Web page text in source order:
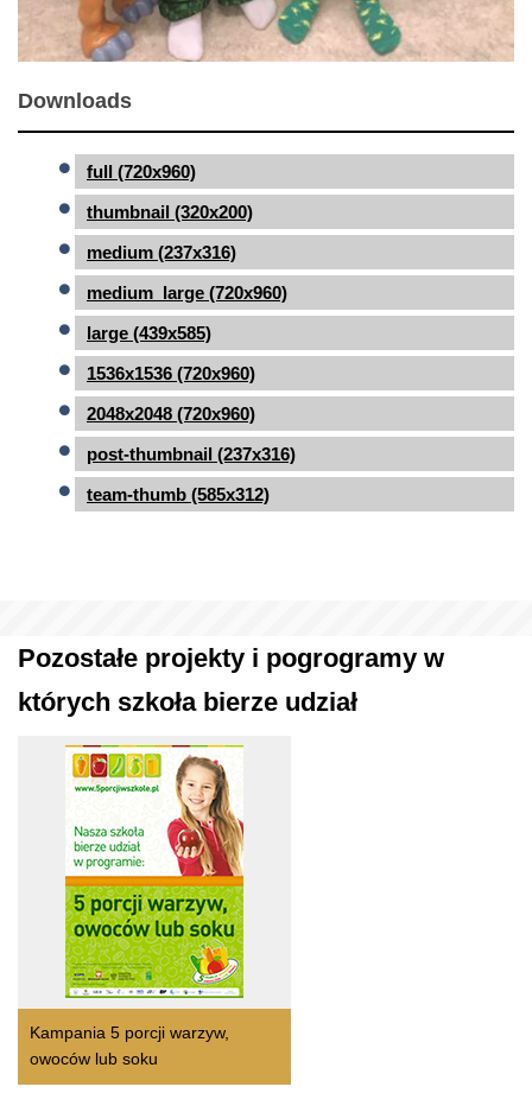
Downloads
full (720x960)
thumbnail (320x200)
medium (237x316)
medium_large (720x960)
large (439x585)
1536x1536 (720x960)
2048x2048 (720x960)
post-thumbnail (237x316)
team-thumb (585x312)
Pozostałe projekty i pogrogramy w
których szkoła bierze udział
Kampania 5 porcji warzyw,
owoców lub soku